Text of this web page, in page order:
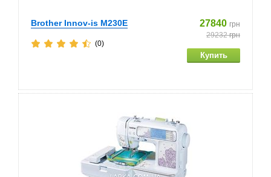
Brother Innov-is M230E 27840 грн
29232грн
(0)